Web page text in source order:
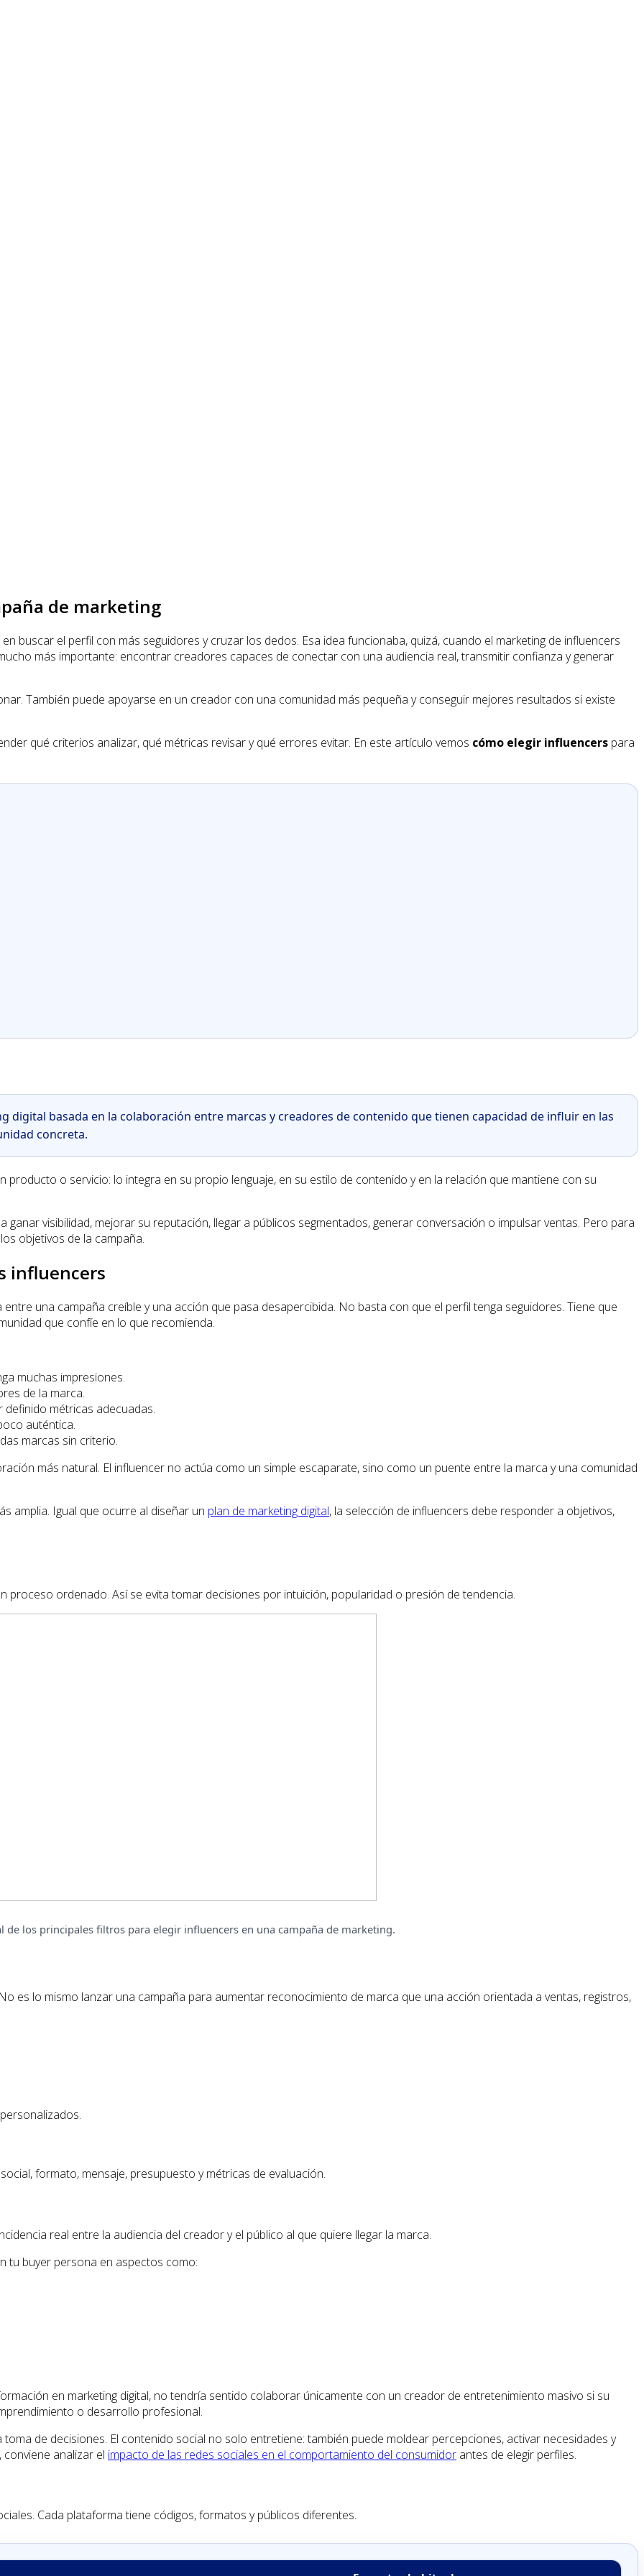
de marketing
buscar el perfil con más seguidores y cruzar los dedos. Esa idea funcionaba, quizá, cuando el marketing de influencers
más importante: encontrar creadores capaces de conectar con una audiencia real, transmitir confianza y generar
También puede apoyarse en un creador con una comunidad más pequeña y conseguir mejores resultados si existe
qué criterios analizar, qué métricas revisar y qué errores evitar. En este artículo vemos cómo elegir influencers para
digital basada en la colaboración entre marcas y creadores de contenido que tienen capacidad de influir en las
concreta.
producto o servicio: lo integra en su propio lenguaje, en su estilo de contenido y en la relación que mantiene con su
ganar visibilidad, mejorar su reputación, llegar a públicos segmentados, generar conversación o impulsar ventas. Pero para
objetivos de la campaña.
influencers
una campaña creíble y una acción que pasa desapercibida. No basta con que el perfil tenga seguidores. Tiene que
que confíe en lo que recomienda.
muchas impresiones.
de la marca.
definido métricas adecuadas.
auténtica.
marcas sin criterio.
más natural. El influencer no actúa como un simple escaparate, sino como un puente entre la marca y una comunidad
amplia. Igual que ocurre al diseñar un plan de marketing digital, la selección de influencers debe responder a objetivos,
proceso ordenado. Así se evita tomar decisiones por intuición, popularidad o presión de tendencia.
de los principales filtros para elegir influencers en una campaña de marketing.
es lo mismo lanzar una campaña para aumentar reconocimiento de marca que una acción orientada a ventas, registros,
formato, mensaje, presupuesto y métricas de evaluación.
real entre la audiencia del creador y el público al que quiere llegar la marca.
tu buyer persona en aspectos como:
en marketing digital, no tendría sentido colaborar únicamente con un creador de entretenimiento masivo si su
o desarrollo profesional.
de decisiones. El contenido social no solo entretiene: también puede moldear percepciones, activar necesidades y
analizar el impacto de las redes sociales en el comportamiento del consumidor antes de elegir perfiles.
Cada plataforma tiene códigos, formatos y públicos diferentes.